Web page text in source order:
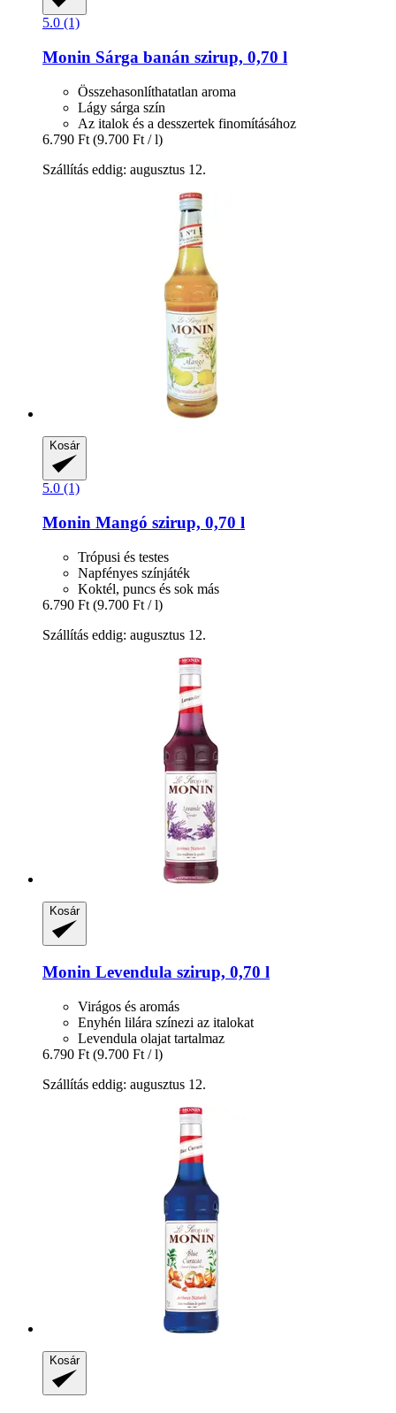
5.0 (1)
Monin Sárga banán szirup, 0,70 l
Összehasonlíthatatlan aroma
Lágy sárga szín
Az italok és a desszertek finomításához
6.790 Ft (9.700 Ft / l)
Szállítás eddig: augusztus 12.
Kosár
5.0 (1)
Monin Mangó szirup, 0,70 l
Trópusi és testes
Napfényes színjáték
Koktél, puncs és sok más
6.790 Ft (9.700 Ft / l)
Szállítás eddig: augusztus 12.
Kosár
Monin Levendula szirup, 0,70 l
Virágos és aromás
Enyhén lilára színezi az italokat
Levendula olajat tartalmaz
6.790 Ft (9.700 Ft / l)
Szállítás eddig: augusztus 12.
Kosár